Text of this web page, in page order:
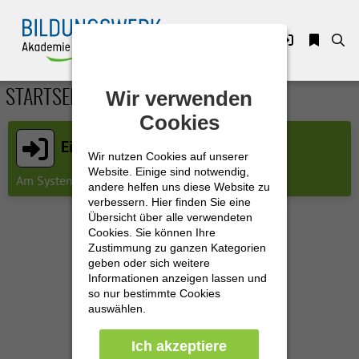
Zuklappen
Loading
Loading
Loading
Loading
STARTSEITE
Einloggen
Am System mit Ihren Zugangsdaten einloggen
Wir verwenden
Cookies
Wir nutzen Cookies auf unserer
Website. Einige sind notwendig,
andere helfen uns diese Website zu
verbessern. Hier finden Sie eine
Übersicht über alle verwendeten
Cookies. Sie können Ihre
Zustimmung zu ganzen Kategorien
geben oder sich weitere
Informationen anzeigen lassen und
so nur bestimmte Cookies
auswählen.
Ich akzeptiere
Wir verwenden
Cookies
Wir nutzen Cookies auf unserer
Website. Einige sind notwendig,
andere helfen uns diese Website zu
verbessern. Hier finden Sie eine
Übersicht über alle verwendeten
Cookies. Sie können Ihre
Zustimmung zu ganzen Kategorien
geben oder sich weitere
Informationen anzeigen lassen und
so nur bestimmte Cookies
auswählen.
Ich akzeptiere